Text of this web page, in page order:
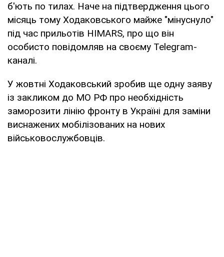
б'ють по тилах. Наче на підтвердження цього
місяць тому Ходаковського майже "мінуснуло"
під час прильотів HIMARS, про що він
особисто повідомляв на своєму Telegram-
каналі.
У жовтні Ходаковський зробив ще одну заяву
із закликом до МО РФ про необхідність
заморозити лінію фронту в Україні для заміни
виснажених мобілізованих на нових
військовослужбовців.